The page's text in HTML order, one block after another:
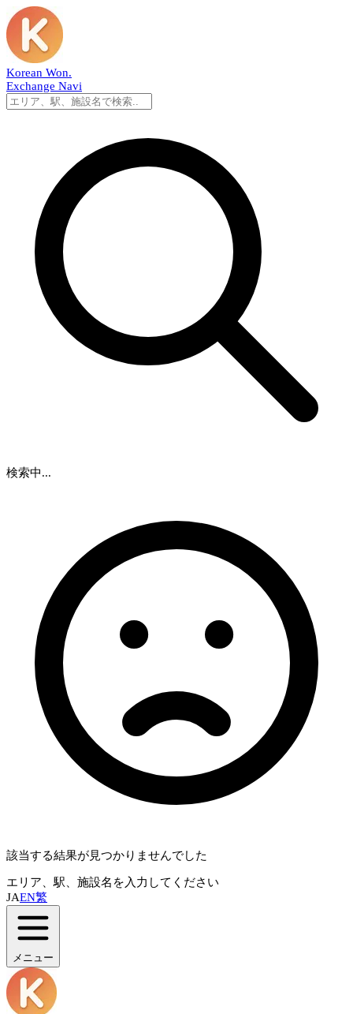
Korean Won.
Exchange Navi
検索中...
該当する結果が見つかりませんでした
エリア、駅、施設名を入力してください
JAEN繁
メニュー